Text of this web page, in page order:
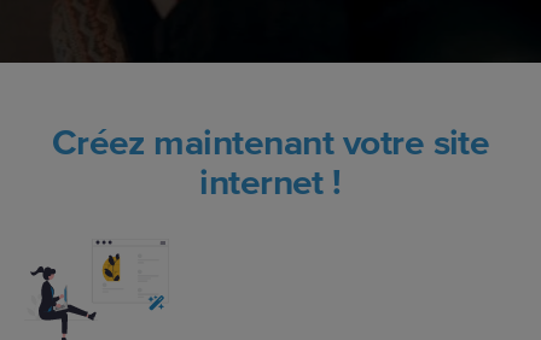
Créez maintenant votre site
internet !